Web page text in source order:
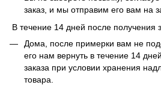
заказ, и мы отправим его вам на
В течение 14 дней после получения
Дома, после примерки вам не
его нам вернуть в течение 14
заказа при условии хранения
товара.